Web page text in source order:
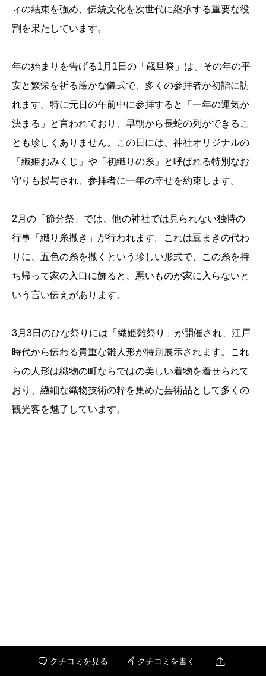
ィの結束を強め、伝統文化を次世代に継承する重要な役
割を果たしています。
年の始まりを告げる1月1日の「歳旦祭」は、その年の平
安と繁栄を祈る厳かな儀式で、多くの参拝者が初詣に訪
れます。特に元日の午前中に参拝すると「一年の運気が
決まる」と言われており、早朝から長蛇の列ができるこ
とも珍しくありません。この日には、神社オリジナルの
「織姫おみくじ」や「初織りの糸」と呼ばれる特別なお
守りも授与され、参拝者に一年の幸せを約束します。
2月の「節分祭」では、他の神社では見られない独特の
行事「織り糸撒き」が行われます。これは豆まきの代わ
りに、五色の糸を撒くという珍しい形式で、この糸を持
ち帰って家の入口に飾ると、悪いものが家に入らないと
いう言い伝えがあります。
3月3日のひな祭りには「織姫雛祭り」が開催され、江戸
時代から伝わる貴重な雛人形が特別展示されます。これ
らの人形は織物の町ならではの美しい着物を着せられて
おり、繊細な織物技術の粋を集めた芸術品として多くの
観光客を魅了しています。
 クチコミを見る  クチコミを書く 